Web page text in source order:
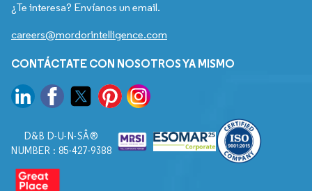
¿Te interesa? Envíanos un email.
careers@mordorintelligence.com
CONTÁCTATE CON NOSOTROS YA MISMO
D&B D-U-N-SÂ®
NUMBER : 85-427-9388